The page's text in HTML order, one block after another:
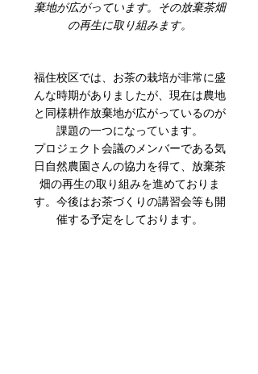
棄地が広がっています。その放棄茶畑
の再生に取り組みます。
福住校区では、お茶の栽培が非常に盛
んな時期がありましたが、現在は農地
と同様耕作放棄地が広がっているのが
課題の一つになっています。
プロジェクト会議のメンバーである気
日自然農園さんの協力を得て、放棄茶
畑の再生の取り組みを進めておりま
す。今後はお茶づくりの講習会等も開
催する予定をしております。